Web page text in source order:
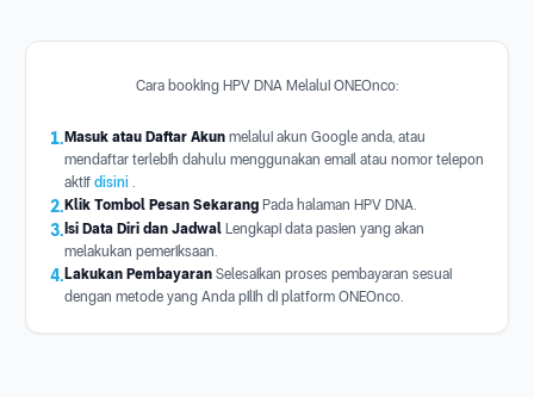
Cara booking HPV DNA Melalui ONEOnco:
1. Masuk atau Daftar Akun melalui akun Google anda, atau
mendaftar terlebih dahulu menggunakan email atau nomor telepon
aktif disini .
2. Klik Tombol Pesan Sekarang Pada halaman HPV DNA.
3. Isi Data Diri dan Jadwal Lengkapi data pasien yang akan
melakukan pemeriksaan.
4. Lakukan Pembayaran Selesaikan proses pembayaran sesuai
dengan metode yang Anda pilih di platform ONEOnco.